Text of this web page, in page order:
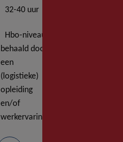
32-40 uur
Hbo-niveau
behaald door
een
(logistieke)
opleiding
en/of
werkervaring.